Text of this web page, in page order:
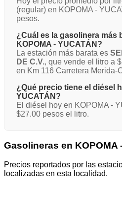
(regular) en KOPOMA -
pesos.
¿Cuál es la gasolinera más
KOPOMA - YUCATÁN?
La estación más barata es
DE C.V., que vende el litro a
en Km 116 Carretera Merida-
¿Qué precio tiene el diésel
YUCATÁN?
El diésel hoy en KOPOMA -
$27.00 pesos el litro.
Gasolineras en KOPOMA
Precios reportados por las
localizadas en esta localidad.